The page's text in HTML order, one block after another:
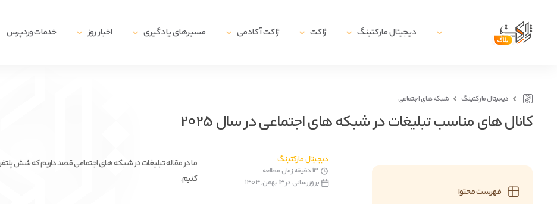
دیجیتال مارکتینگ ژاکت ژاکت آکادمی مسیرهای یادگیری اخبار روز خدمات وردپرس
دیجیتال مارکتینگ شبکه های اجتماعی
کانال های مناسب تبلیغات در شبکه های اجتماعی در سال 2025
فهرست محتوا
دیجیتال مارکتینگ
13 دقیقه زمان مطالعه
بروزرسانی در13 بهمن, 1404
ما در مقاله تبلیغات در شبکه های اجتماعی قصد داریم که شش
کنیم.